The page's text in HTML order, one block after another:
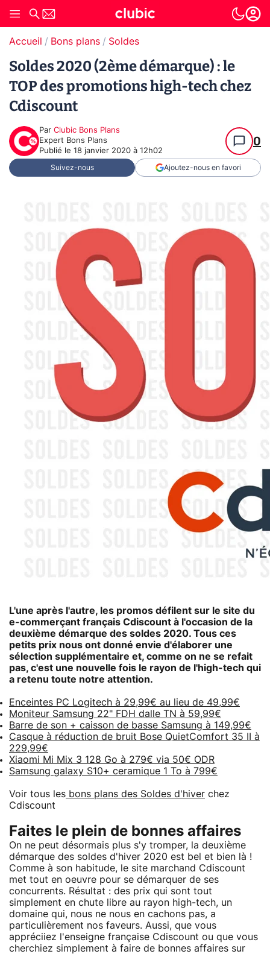
Accueil Bons plans Soldes
Soldes 2020 (2ème démarque) : le
TOP des promotions high-tech chez
Cdiscount
Par Clubic Bons Plans
Expert Bons Plans
Publié le 18 janvier 2020 à 12h02
0
Suivez-nous Ajoutez-nous en favori
L'une après l'autre, les promos défilent sur le site du
e-commerçant français Cdiscount à l'occasion de la
deuxième démarque des soldes 2020. Tous ces
petits prix nous ont donné envie d'élaborer une
sélection supplémentaire et, comme on ne se refait
pas, c'est une nouvelle fois le rayon de l'high-tech qui
a retenu toute notre attention.
Enceintes PC Logitech à 29,99€ au lieu de 49,99€
Moniteur Samsung 22" FDH dalle TN à 59,99€
Barre de son + caisson de basse Samsung à 149,99€
Casque à réduction de bruit Bose QuietComfort 35 II à
229,99€
Xiaomi Mi Mix 3 128 Go à 279€ via 50€ ODR
Samsung galaxy S10+ ceramique 1 To à 799€
Voir tous les bons plans des Soldes d'hiver chez
Cdiscount
Faites le plein de bonnes affaires
On ne peut désormais plus s'y tromper, la deuxième
démarque des soldes d'hiver 2020 est bel et bien là !
Comme à son habitude, le site marchand Cdiscount
met tout en oeuvre pour se démarquer de ses
concurrents. Résultat : des prix qui sont tout
simplement en chute libre au rayon high-tech, un
domaine qui, nous ne nous en cachons pas, a
particulièrement nos faveurs. Aussi, que vous
appréciiez l'enseigne française Cdiscount ou que vous
cherchiez simplement à faire de bonnes affaires sur